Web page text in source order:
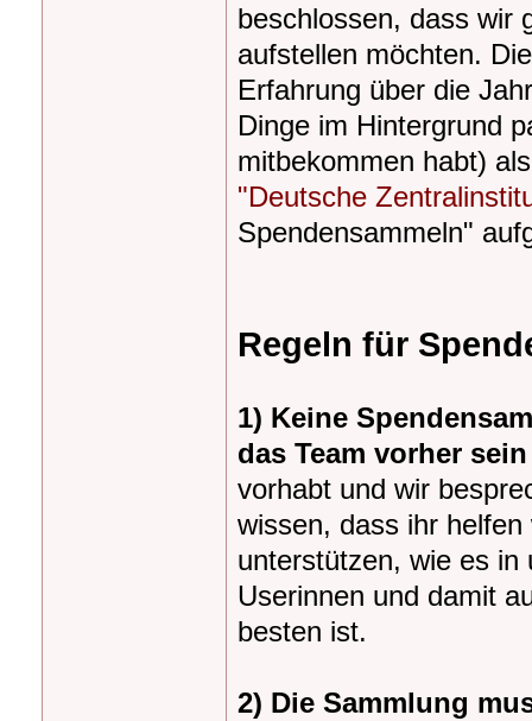
beschlossen, dass wir
aufstellen möchten.
Erfahrung über die
Dinge im Hintergrund
mitbekommen habt)
"Deutsche
Spendensammeln"
Regeln für
1) Keine
das Team vorher
vorhabt und wir
wissen, dass ihr
unterstützen, wie es in
Userinnen und damit
besten ist.
2) Die Sammlung